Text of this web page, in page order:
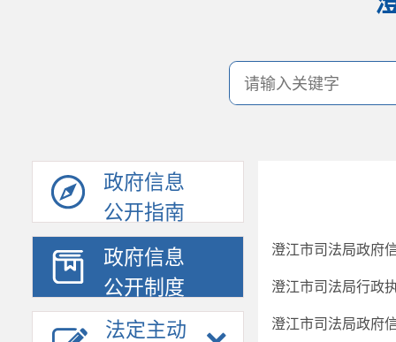
政府信息
公开指南
政府信息
公开制度
法定主动
澄江市司法局政府
澄江市司法局行政
澄江市司法局政府